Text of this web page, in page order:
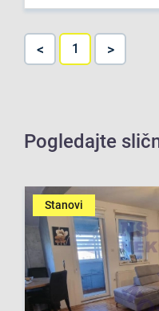
< 1 >
Pogledajte
Stanovi